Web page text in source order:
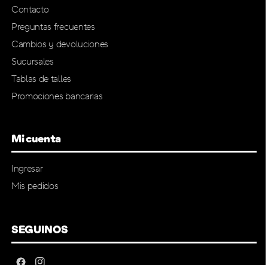
Contacto
Preguntas frecuentes
Cambios y devoluciones
Sucursales
Tablas de talles
Promociones bancarias
Mi cuenta
Ingresar
Mis pedidos
SEGUINOS